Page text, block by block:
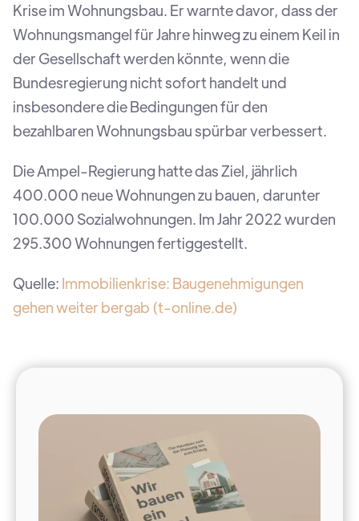
Krise im Wohnungsbau. Er warnte davor, dass der
Wohnungsmangel für Jahre hinweg zu einem Keil in
der Gesellschaft werden könnte, wenn die
Bundesregierung nicht sofort handelt und
insbesondere die Bedingungen für den
bezahlbaren Wohnungsbau spürbar verbessert.
Die Ampel-Regierung hatte das Ziel, jährlich
400.000 neue Wohnungen zu bauen, darunter
100.000 Sozialwohnungen. Im Jahr 2022 wurden
295.300 Wohnungen fertiggestellt.
Quelle: Immobilienkrise: Baugenehmigungen
gehen weiter bergab (t-online.de)